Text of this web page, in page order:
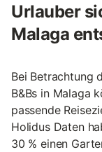
Urlauber
Malaga
Bei Betrachtung
B&Bs in Malaga
passende
Holidus Daten
30 % einen